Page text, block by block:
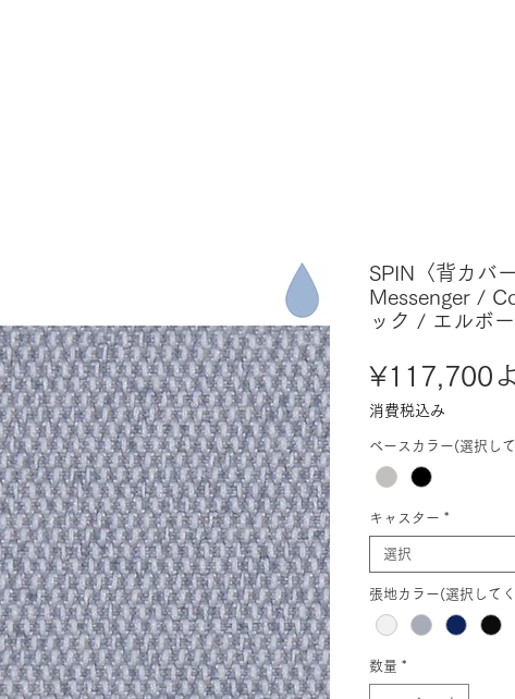
SPIN〈背カバ
Messenger /
ック / エルボ
¥117,700
消費税込み
ベースカラー(選択し
キャスター *
選択
張地カラー(選択して
数量 *